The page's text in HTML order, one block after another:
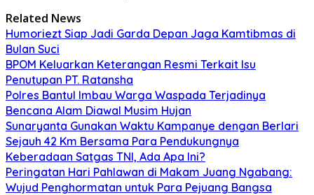
Related News
Humoriezt Siap Jadi Garda Depan Jaga Kamtibmas di
Bulan Suci
BPOM Keluarkan Keterangan Resmi Terkait Isu
Penutupan PT. Ratansha
Polres Bantul Imbau Warga Waspada Terjadinya
Bencana Alam Diawal Musim Hujan
Sunaryanta Gunakan Waktu Kampanye dengan Berlari
Sejauh 42 Km Bersama Para Pendukungnya
Keberadaan Satgas TNI, Ada Apa Ini?
Peringatan Hari Pahlawan di Makam Juang Ngabang:
Wujud Penghormatan untuk Para Pejuang Bangsa